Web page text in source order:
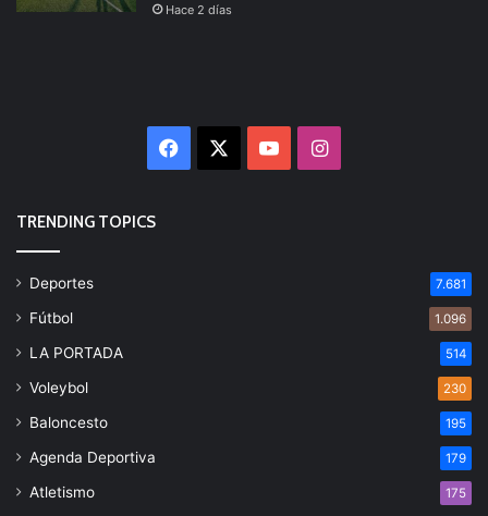
Hace 2 días
Facebook YouTubeInstagram
TRENDING TOPICS
Deportes 7.681
Fútbol 1.096
LA PORTADA 514
Voleybol 230
Baloncesto 195
Agenda Deportiva 179
Atletismo 175